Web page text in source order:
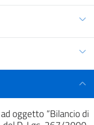
oggetto “Bilancio di